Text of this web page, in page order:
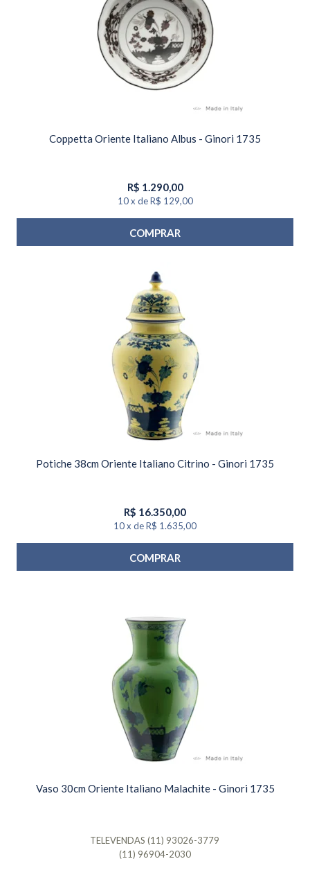
Coppetta Oriente Italiano Albus - Ginori 1735
R$ 1.290,00
10 x de R$ 129,00
COMPRAR
Potiche 38cm Oriente Italiano Citrino - Ginori 1735
R$ 16.350,00
10x deR$ 1.635,00
COMPRAR
Vaso 30cm Oriente Italiano Malachite - Ginori 1735
TELEVENDAS (11) 93026-3779
(11) 96904-2030